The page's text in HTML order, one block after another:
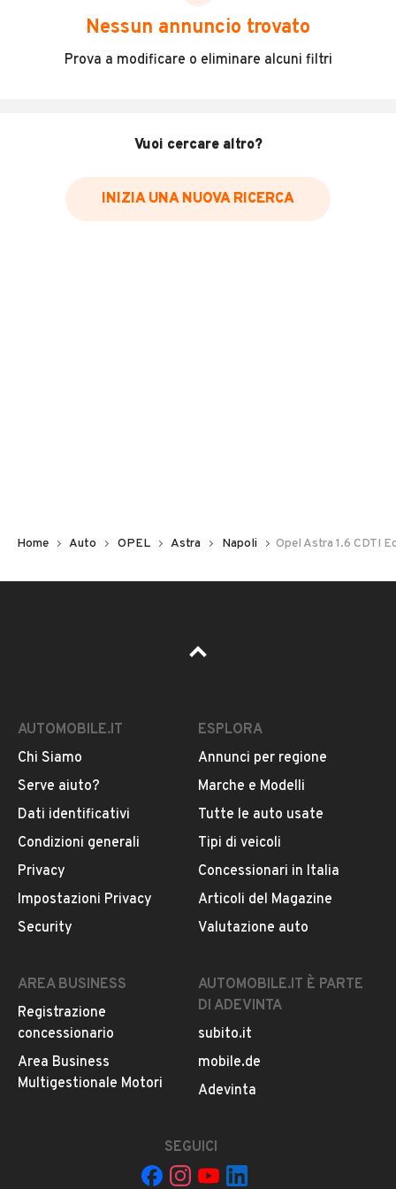
scegliere in modo trasparente e sicuro, come:
Incidenti in cui è stato coinvolto il veicolo
Data e luogo delle revisioni effettuate
Inserisci il numero di targa per verificare la disponibilità
Pubblicità
DESCRIZIONE
Proponiamo OPEL ASTRA
Immatricolazione: 04/2015
Chilometraggio: 220000
Cavalli: 110
Kilowatt: 81
Classe ambientale: EURO6
Tipo di cambio: manuale
Auto in buone condizioni. Può essere guidata da un
neopatentato. Venduta con tagliando pre consegna e 12
LEGGI TUTTO
INFORMAZIONI VEICOLO
Nessun annuncio trovato
Prova a modificare o eliminare alcuni filtri
Vuoi cercare altro?
INIZIA UNA NUOVA RICERCA
Home Auto OPEL Astra Napoli Opel Astra 1.6 CDTI
AUTOMOBILE.IT
Chi Siamo
Serve aiuto?
Dati identificativi
Condizioni generali
Privacy
Impostazioni Privacy
Security
ESPLORA
Annunci per regione
Marche e Modelli
Tutte le auto usate
Tipi di veicoli
Concessionari in Italia
Articoli del Magazine
Valutazione auto
AREA BUSINESS
Registrazione
concessionario
Area Business
Multigestionale Motori
AUTOMOBILE.IT È PARTE
DI ADEVINTA
subito.it
mobile.de
Adevinta
SEGUICI